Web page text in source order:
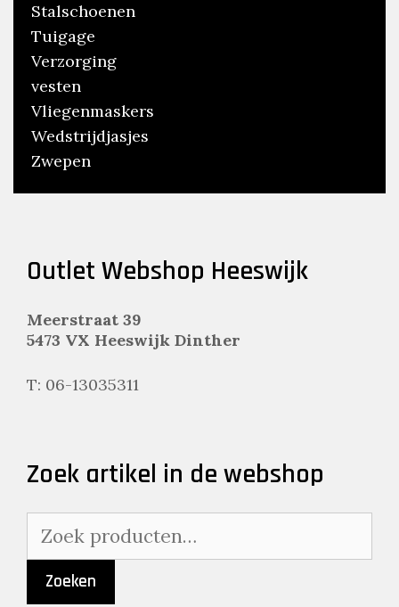
Stalschoenen
Tuigage
Verzorging
vesten
Vliegenmaskers
Wedstrijdjasjes
Zwepen
Outlet Webshop Heeswijk
Meerstraat 39
5473 VX Heeswijk Dinther
T: 06-13035311
Zoek artikel in de webshop
naar:
Zoeken